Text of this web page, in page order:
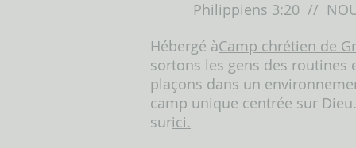
Philippiens 3:20 //
Hébergé àCamp chrétien de
sortons les gens des routines
plaçons dans un
camp unique centrée sur
surici.